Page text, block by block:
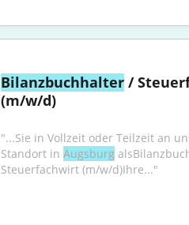
Bilanzbuchhalter /
(m/w/d)
"...Sie in Vollzeit oder Teilzeit an
Standort in Augsburg
Steuerfachwirt (m/w/d)Ihre..."